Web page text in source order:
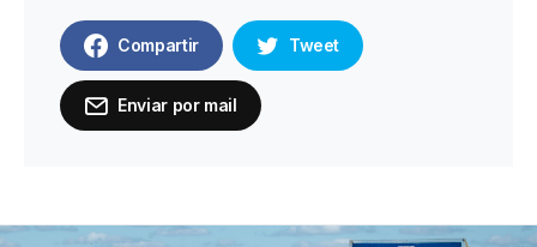
Compartir Tweet
Enviar por mail